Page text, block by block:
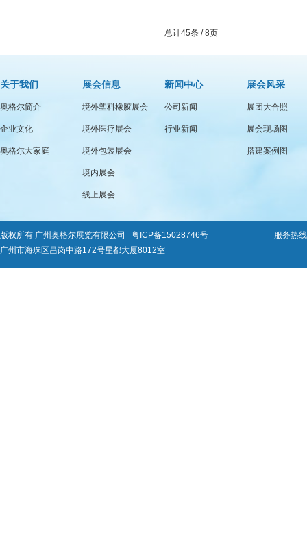
总计45条 / 8页
关于我们
奥格尔简介
企业文化
奥格尔大家庭
展会信息
境外塑料橡胶展会
境外医疗展会
境外包装展会
境内展会
线上展会
新闻中心
公司新闻
行业新闻
展会风采
展团大合照
展会现场图
搭建案例图
版权所有 广州奥格尔展览有限公司 粤ICP备15028746号
服务热
广州市海珠区昌岗中路172号星都大厦8012室